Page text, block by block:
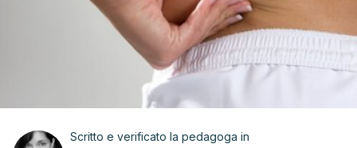
Scritto e verificato la pedagoga in